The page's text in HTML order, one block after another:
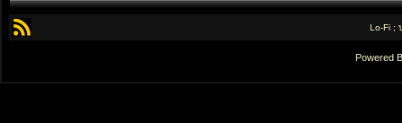
Lo-Fi ;
Powered